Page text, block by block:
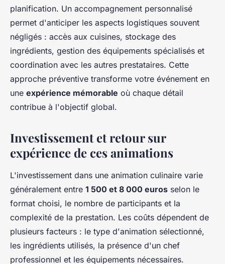
planification. Un accompagnement personnalisé
permet d'anticiper les aspects logistiques souvent
négligés : accès aux cuisines, stockage des
ingrédients, gestion des équipements spécialisés et
coordination avec les autres prestataires. Cette
approche préventive transforme votre événement en
une expérience mémorable où chaque détail
contribue à l'objectif global.
Investissement et retour sur
expérience de ces animations
L'investissement dans une animation culinaire varie
généralement entre 1 500 et 8 000 euros selon le
format choisi, le nombre de participants et la
complexité de la prestation. Les coûts dépendent de
plusieurs facteurs : le type d'animation sélectionné,
les ingrédients utilisés, la présence d'un chef
professionnel et les équipements nécessaires.